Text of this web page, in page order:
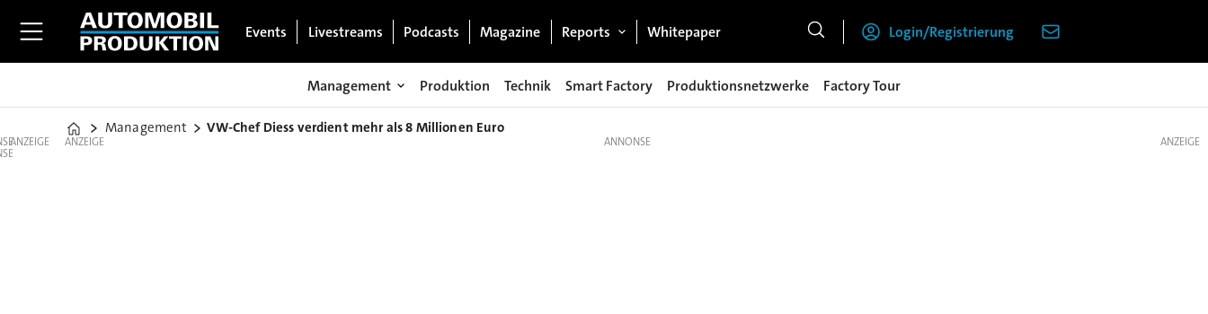
Events Livestreams Podcasts Magazine Reports Whitepaper Login/Registrierung
Management Produktion Technik Smart Factory Produktionsnetzwerke Factory Tour
Home
Management VW-Chef Diess verdient mehr als 8 Millionen Euro
ANZEIGE ANZEIGE ANZEIGE